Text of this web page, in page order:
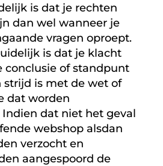
is dat je rechten
dan wel wanneer je
vragen oproept.
is dat je klacht
conclusie of standpunt
strijd is met de wet of
dat worden
dat niet het geval
webshop alsdan
verzocht en
aangespoord de